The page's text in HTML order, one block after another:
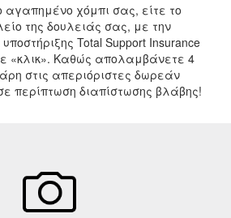
αγαπημένο χόμπι σας, είτε το
της δουλειάς σας, με την
Total Support Insurance
«κλικ». Καθώς απολαμβάνετε 4
στις απεριόριστες δωρεάν
περίπτωση διαπίστωσης βλάβης!